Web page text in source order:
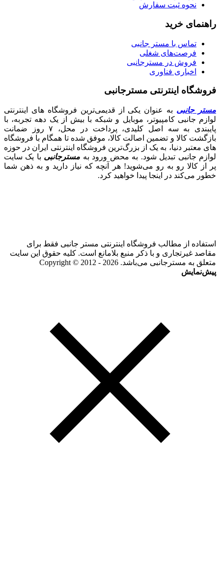
نحوه ثبت سفارش
راهنمای خرید
تماس با مستر جانبی
فرصت‌های شغلی
فروش در مسترجانبی
اخباری فناوری
فروشگاه اینترنتی مسترجانبی
مستر جانبی به عنوان یکی از قدیمی‌ترین فروشگاه های اینترنتی
لوازم جانبی کامپیوتر، موبایل و شبکه با بیش از یک دهه تجربه، با
پایبندی به سه اصل کلیدی، پرداخت در محل، ۷ روز ضمانت
بازگشت کالا و تضمین اصالت کالا، موفق شده تا همگام با فروشگاه‌
های معتبر دنیا، به یک از بزرگ‌ترین فروشگاه اینترنتی ایران در حوزه
لوازم جانبی تبدیل شود. به محض ورود به مسترجانبی با یک سایت
پر از کالا رو به رو می‌شوید! هر آنچه که نیاز دارید و به ذهن شما
خطور می‌کند در اینجا پیدا خواهید کرد.
استفاده از مطالب فروشگاه اینترنتی مستر جانبی فقط برای
مقاصد غیرتجاری و با ذکر منبع بلامانع است. کلیه حقوق این سایت
متعلق به مسترجانبی می‌باشد. Copyright © 2012 - 2026
پیش‌نمایش